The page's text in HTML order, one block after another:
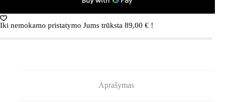
SHELL
WHITE
Iki nemokamo pristatymo Jums trūksta 89,00 € !
Aprašymas